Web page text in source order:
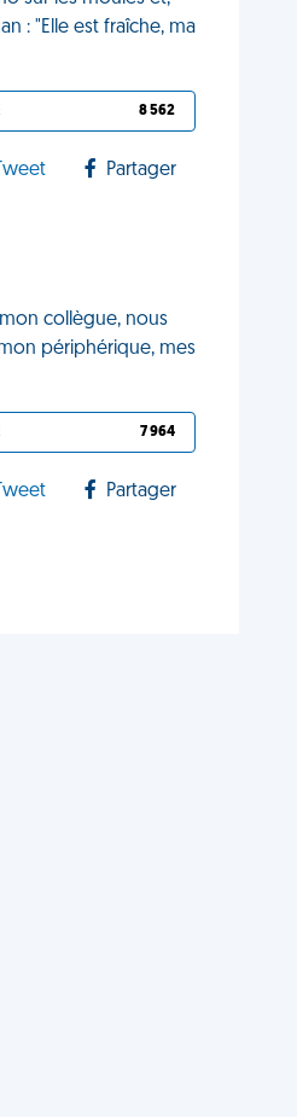
: "Elle est fraîche, ma
8 562
Tweet Partager
collègue, nous
périphérique, mes
7 964
Tweet Partager